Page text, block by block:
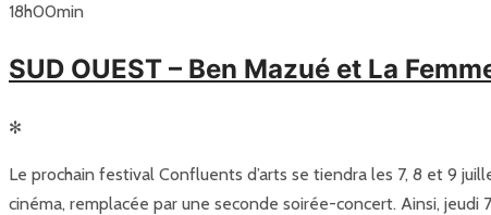
18h00min
SUD OUEST – Ben Mazué et La
✻
Le prochain festival Confluents d’arts se tiendra les 7, 8 et 9
cinéma, remplacée par une seconde soirée-concert. Ainsi, jeudi